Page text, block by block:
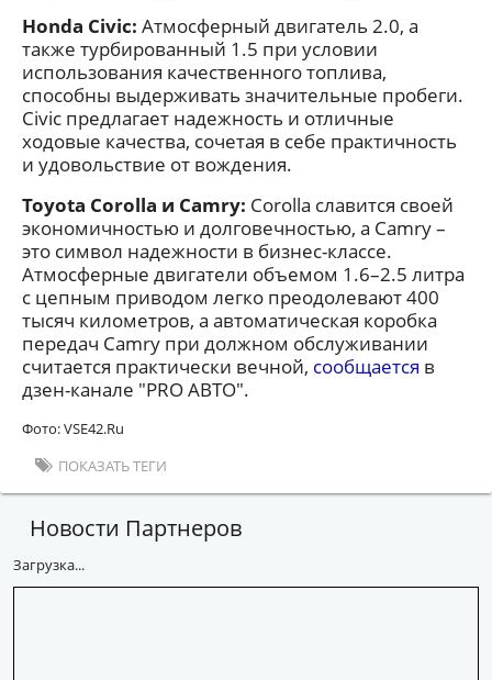
Honda Civic: Атмосферный двигатель 2.0, а
также турбированный 1.5 при условии
использования качественного топлива,
способны выдерживать значительные пробеги.
Civic предлагает надежность и отличные
ходовые качества, сочетая в себе практичность
и удовольствие от вождения.
Toyota Corolla и Camry: Corolla славится своей
экономичностью и долговечностью, а Camry –
это символ надежности в бизнес-классе.
Атмосферные двигатели объемом 1.6–2.5 литра
с цепным приводом легко преодолевают 400
тысяч километров, а автоматическая коробка
передач Camry при должном обслуживании
считается практически вечной, сообщается в
дзен-канале "PRO АВТО".
Фото: VSE42.Ru
ПОКАЗАТЬ ТЕГИ
Новости Партнеров
Загрузка...